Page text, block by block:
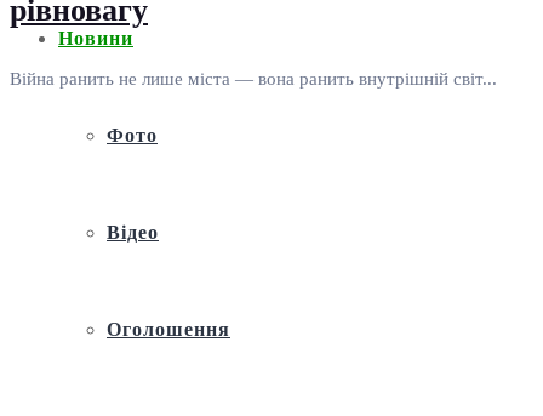
Новини
Фото
Відео
Оголошення
рівновагу
Війна ранить не лише міста — вона ранить внутрішній світ...